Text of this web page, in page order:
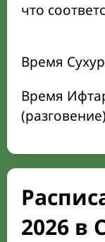
что
Время
Время
(разговение)
2026 в